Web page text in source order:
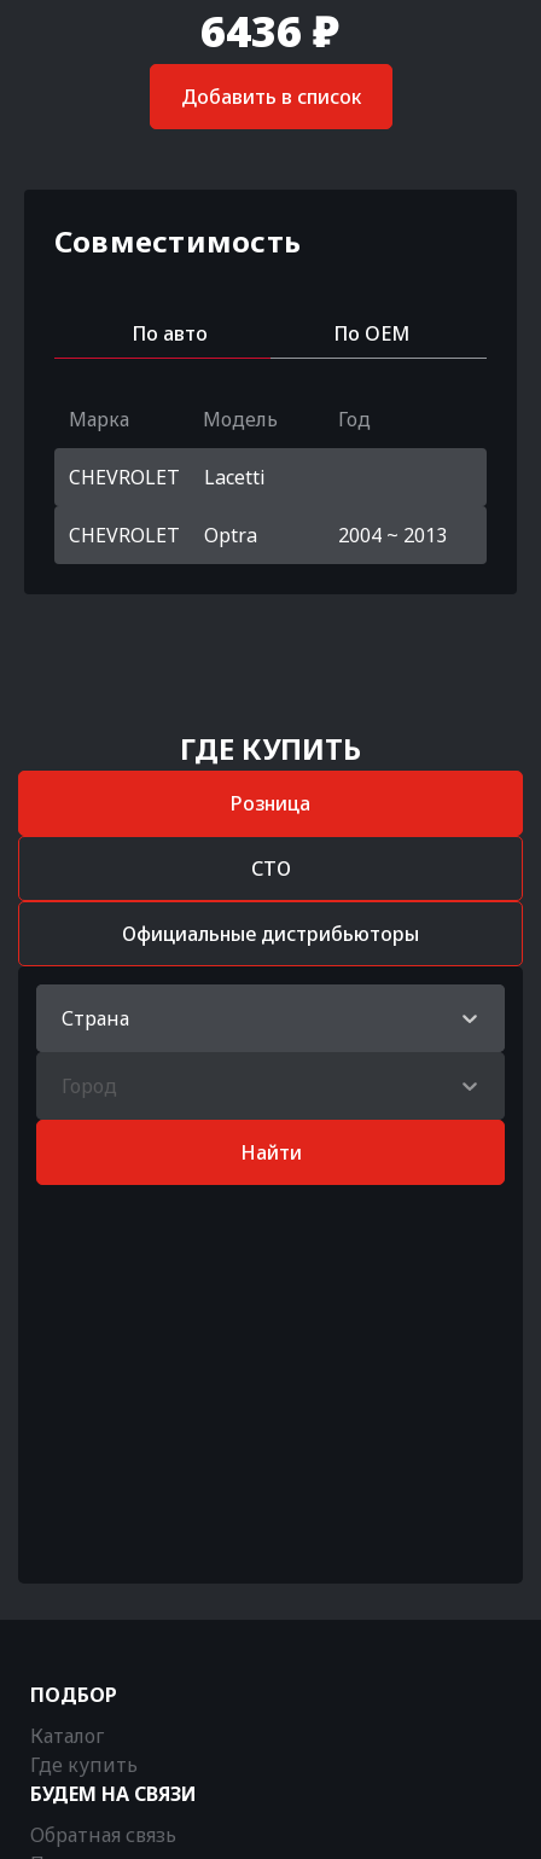
6436 ₽
Добавить в список
Совместимость
По авто По OEM
Марка Модель Год
CHEVROLET Lacetti
CHEVROLET Optra 2004 ~ 2013
ГДЕ КУПИТЬ
Розница
СТО
Официальные дистрибьюторы
Страна
Город
Найти
ПОДБОР
Каталог
Где купить
БУДЕМ НА СВЯЗИ
Обратная связь